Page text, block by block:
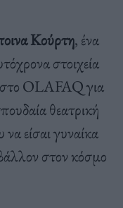
Κούρτη, ένα
στοιχεία
στο OLAFAQ για
θεατρική
είσαι γυναίκα
στον κόσμο